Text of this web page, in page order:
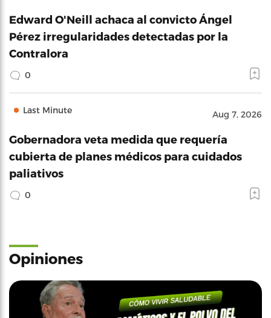
Edward O'Neill achaca al convicto Ángel
Pérez irregularidades detectadas por la
Contralora
0
Last Minute Aug 7, 2026
Gobernadora veta medida que requería
cubierta de planes médicos para cuidados
paliativos
0
Opiniones